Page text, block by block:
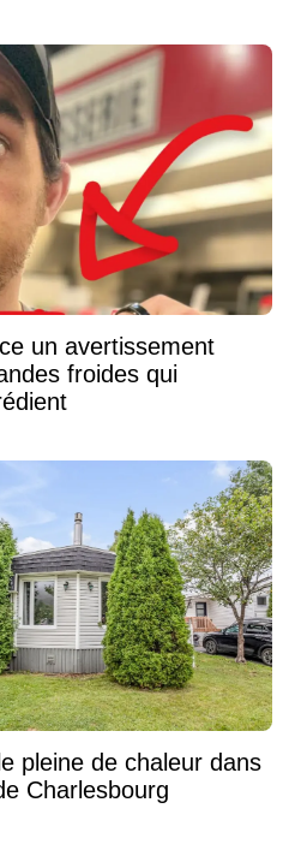
un avertissement
froides qui
pleine de chaleur dans
Charlesbourg